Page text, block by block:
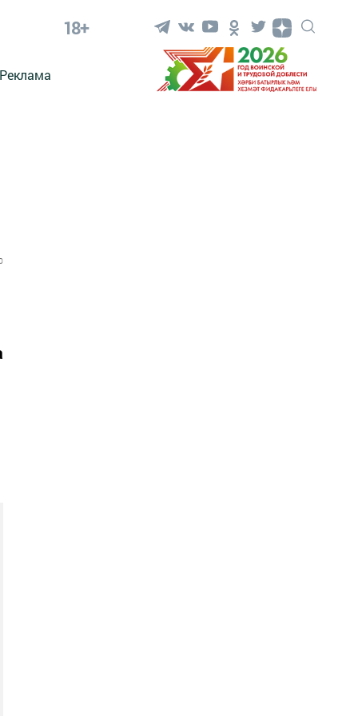
18+
Реклама